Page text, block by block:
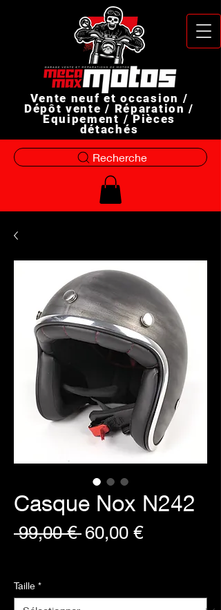
Recherche
Vente neuf et occasion /
Dépôt vente / Réparation /
Equipement / Pièces
détachés
Casque Nox N242
99,00 € Prix
60,00 €Prix
Taille *